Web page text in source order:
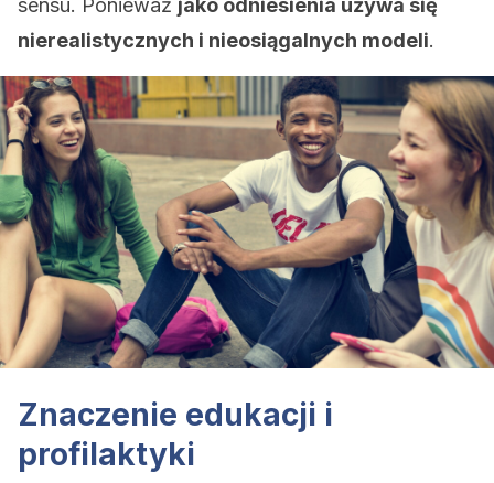
sensu. Ponieważ jako odniesienia używa się
nierealistycznych i nieosiągalnych modeli.
Znaczenie edukacji i
profilaktyki